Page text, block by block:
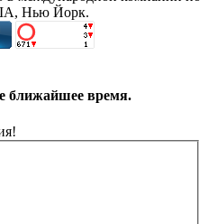
Нью Йорк.
ближайшее время.